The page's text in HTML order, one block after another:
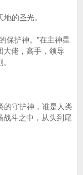
的圣光。
保护神。”在主神星
大佬，高手，领导
守护神，谁是人类
战斗之中，从头到尾